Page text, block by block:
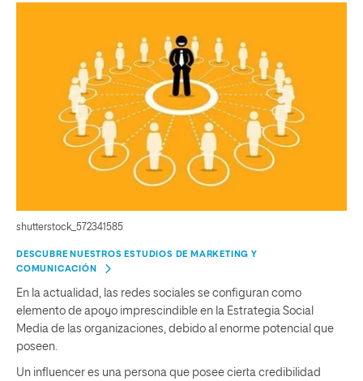
shutterstock_572341585
DESCUBRE NUESTROS ESTUDIOS DE MARKETING Y
COMUNICACIÓN
En la actualidad, las redes sociales se configuran como
elemento de apoyo imprescindible en la Estrategia Social
Media de las organizaciones, debido al enorme potencial que
poseen.
Un influencer es una persona que posee cierta credibilidad